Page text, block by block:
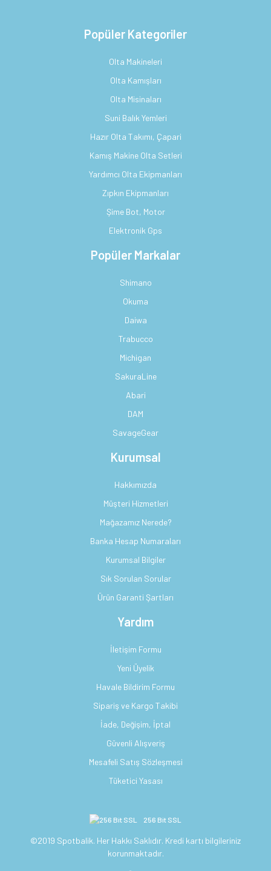
Popüler Kategoriler
Olta Makineleri
Olta Kamışları
Olta Misinaları
Suni Balık Yemleri
Hazır Olta Takımı, Çapari
Kamış Makine Olta Setleri
Yardımcı Olta Ekipmanları
Zıpkın Ekipmanları
Şime Bot, Motor
Elektronik Gps
Popüler Markalar
Shimano
Okuma
Daiwa
Trabucco
Michigan
SakuraLine
Abari
DAM
SavageGear
Kurumsal
Hakkımızda
Müşteri Hizmetleri
Mağazamız Nerede?
Banka Hesap Numaraları
Kurumsal Bilgiler
Sık Sorulan Sorular
Ürün Garanti Şartları
Yardım
İletişim Formu
Yeni Üyelik
Havale Bildirim Formu
Sipariş ve Kargo Takibi
İade, Değişim, İptal
Güvenli Alışveriş
Mesafeli Satış Sözleşmesi
Tüketici Yasası
256 Bit SSL
©2019 Spotbalik. Her Hakkı Saklıdır. Kredi kartı bilgileriniz
korunmaktadır.